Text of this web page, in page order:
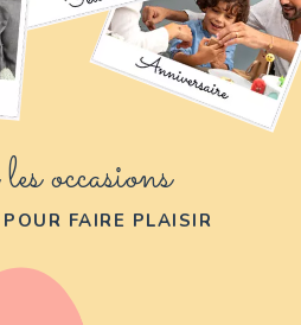
occasions
FAIRE PLAISIR